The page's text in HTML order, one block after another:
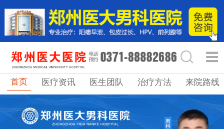
首页 医疗资讯 医生团队 治疗方法 来院路线